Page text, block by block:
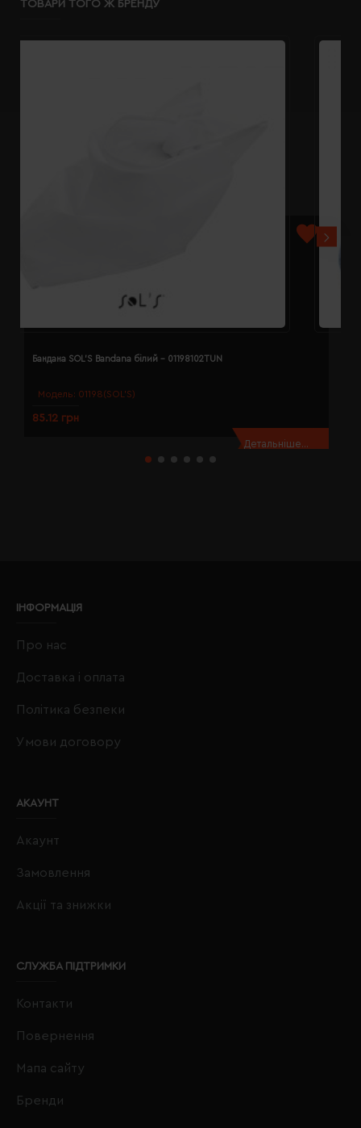
ТОВАРИ ТОГО Ж БРЕНДУ
Модель: 01198(SOL’S)
Бандана SOL'S Bandana білий - 01198102TUN
85.12 грн
Детальніше...
ІНФОРМАЦІЯ
Про нас
Доставка і оплата
Політика безпеки
Умови договору
АКАУНТ
Акаунт
Замовлення
Акції та знижки
СЛУЖБА ПІДТРИМКИ
Контакти
Повернення
Мапа сайту
Бренди